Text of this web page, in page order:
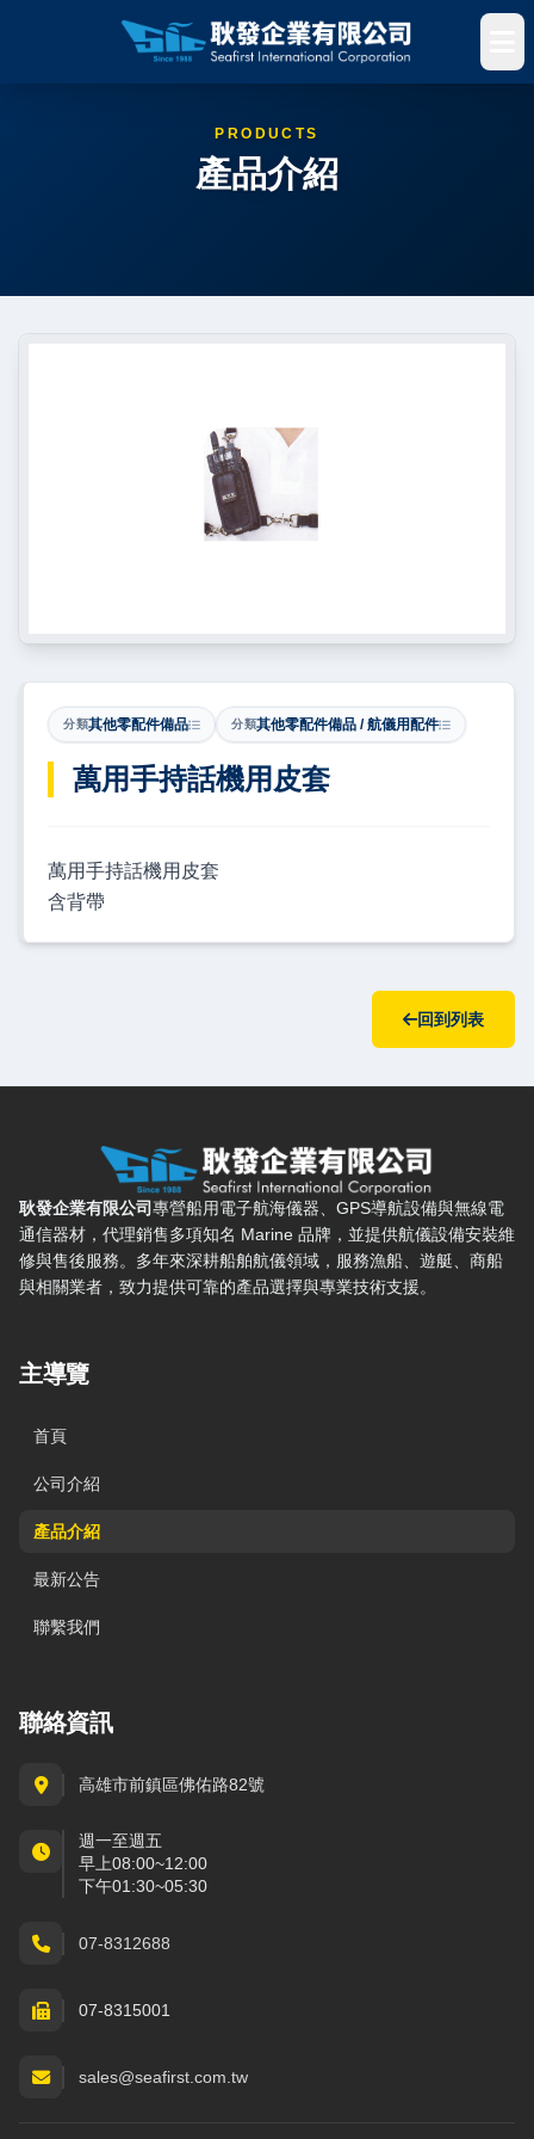
PRODUCTS
產品介紹
分類其他零配件備品 分類其他零配件備品 / 航儀用配件
​萬用手持話機用皮套
萬用手持話機用皮套
含背帶
回到列表
耿發企業有限公司 — 網站概要、主導覽與聯絡方式
耿發企業有限公司專營船用電子航海儀器、GPS導航設備與無線電
通信器材，代理銷售多項知名 Marine 品牌，並提供航儀設備安裝維
修與售後服務。多年來深耕船舶航儀領域，服務漁船、遊艇、商船
與相關業者，致力提供可靠的產品選擇與專業技術支援。
主導覽
首頁
公司介紹
產品介紹
最新公告
聯繫我們
聯絡資訊
高雄市前鎮區佛佑路82號
週一至週五
早上08:00~12:00
下午01:30~05:30
07-8312688
07-8315001
sales@seafirst.com.tw